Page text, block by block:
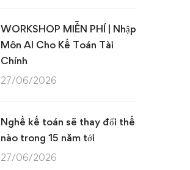
WORKSHOP MIỄN PHÍ | Nhập
Môn AI Cho Kế Toán Tài
Chính
27/06/2026
Nghề kế toán sẽ thay đổi thế
nào trong 15 năm tới
27/06/2026